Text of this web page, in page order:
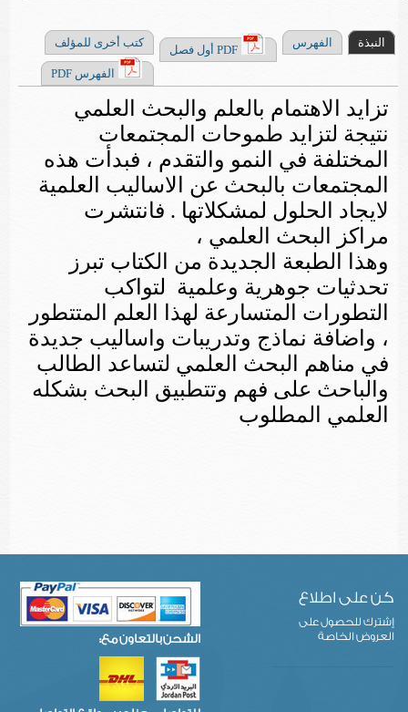
النبذة الفهرس
PDF أول فصل
كتب أخرى للمؤلف
الفهرس PDF
تزايد الاهتمام بالعلم والبحث العلمي
نتيجة لتزايد طموحات المجتمعات
المختلفة في النمو والتقدم ، فبدأت هذه
المجتمعات بالبحث عن الاساليب العلمية
لايجاد الحلول لمشكلاتها . فانتشرت
مراكز البحث العلمي ،
وهذا الطبعة الجديدة من الكتاب تبرز
تحدثيات جوهرية وعلمية لتواكب
التطورات المتسارعة لهذا العلم المتتطور
، واضافة نماذج وتدريبات واساليب جديدة
في مناهم البحث العلمي لتساعد الطالب
والباحث على فهم وتتطبيق البحث بشكله
العلمي المطلوب
كن على اطلاع
إشترك للحصول على
العروض الخاصة
الشحن بالتعاون مع: